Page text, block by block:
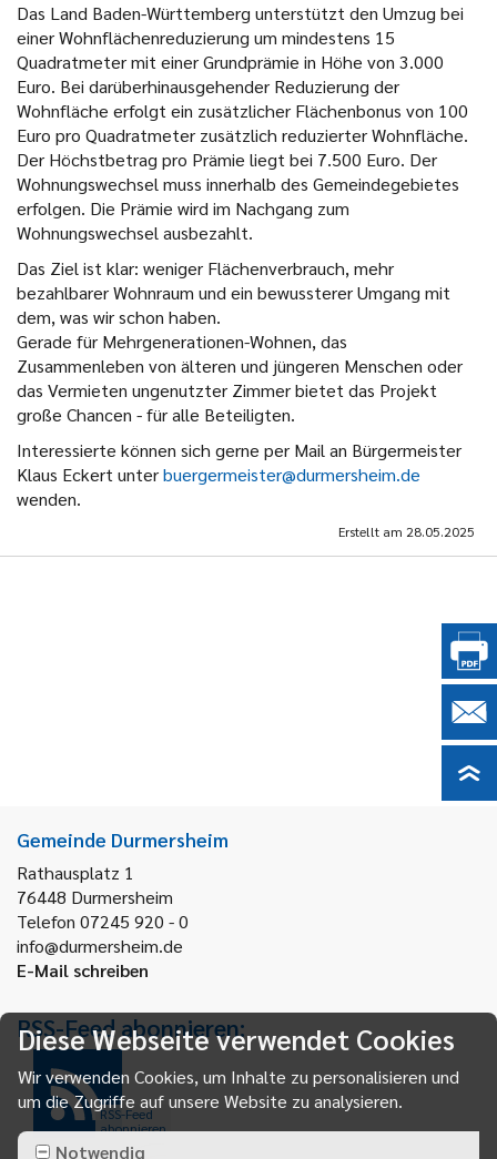
Das Land Baden-Württemberg unterstützt den Umzug bei
einer Wohnflächenreduzierung um mindestens 15
Quadratmeter mit einer Grundprämie in Höhe von 3.000
Euro. Bei darüberhinausgehender Reduzierung der
Wohnfläche erfolgt ein zusätzlicher Flächenbonus von 100
Euro pro Quadratmeter zusätzlich reduzierter Wohnfläche.
Der Höchstbetrag pro Prämie liegt bei 7.500 Euro. Der
Wohnungswechsel muss innerhalb des Gemeindegebietes
erfolgen. Die Prämie wird im Nachgang zum
Wohnungswechsel ausbezahlt.
Das Ziel ist klar: weniger Flächenverbrauch, mehr
bezahlbarer Wohnraum und ein bewussterer Umgang mit
dem, was wir schon haben.
Gerade für Mehrgenerationen-Wohnen, das
Zusammenleben von älteren und jüngeren Menschen oder
das Vermieten ungenutzter Zimmer bietet das Projekt
große Chancen - für alle Beteiligten.
Interessierte können sich gerne per Mail an Bürgermeister
Klaus Eckert unterbuergermeister@durmersheim.de
wenden.
Erstellt am 28.05.2025
Gemeinde Durmersheim
Rathausplatz 1
76448 Durmersheim
Telefon 07245 920 - 0
info@durmersheim.de
E-Mail schreiben
RSS-Feed abonnieren:
RSS-Feed
abonnieren
Diese Webseite verwendet Cookies
Wir verwenden Cookies, um Inhalte zu personalisieren und
um die Zugriffe auf unsere Website zu analysieren.
Notwendig